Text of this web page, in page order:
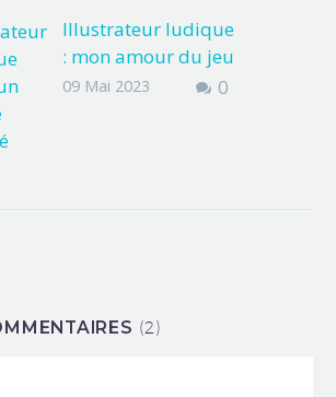
Illustrateur ludique
: mon amour du jeu
de société
désignent les
0
09 Mai 2023
(2)